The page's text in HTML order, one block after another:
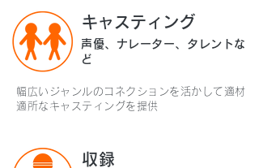
キャスティング
声優、ナレーター、タレントな
ど
幅広いジャンルのコネクションを活かして適材
適所なキャスティングを提供
収録